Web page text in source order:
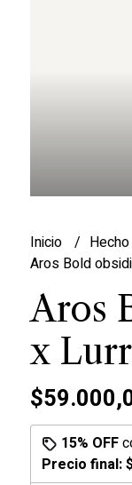
Inicio
Aros Bold
Aros
x
15% OFF
Precio final: